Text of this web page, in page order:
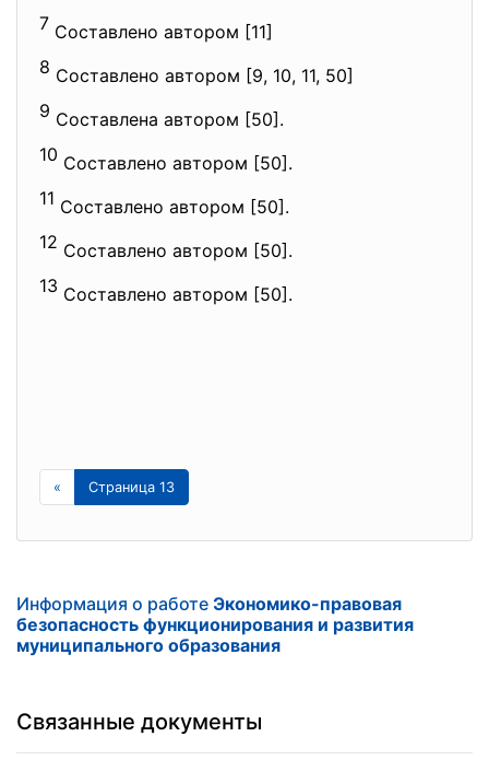
7 Составлено автором [11]
8 Составлено автором [9, 10, 11, 50]
9 Составлена автором [50].
10 Составлено автором [50].
11 Составлено автором [50].
12 Составлено автором [50].
13 Составлено автором [50].
« Страница 13
Информация о работе Экономико-правовая
безопасность функционирования и развития
муниципального образования
Связанные документы